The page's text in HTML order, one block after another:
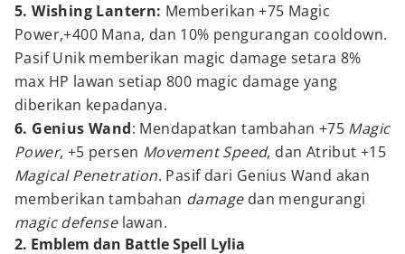
5. Wishing Lantern: Memberikan +75 Magic
Power,+400 Mana, dan 10% pengurangan cooldown.
Pasif Unik memberikan magic damage setara 8%
max HP lawan setiap 800 magic damage yang
diberikan kepadanya.
6. Genius Wand: Mendapatkan tambahan +75 Magic
Power, +5 persen Movement Speed, dan Atribut +15
Magical Penetration. Pasif dari Genius Wand akan
memberikan tambahan damage dan mengurangi
magic defenselawan.
2. Emblem dan Battle Spell Lylia